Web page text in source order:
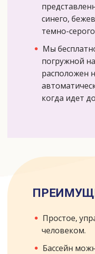
синего,
темно-
Мы
погружной
расположен
когда идет
Простое,
человеком.
Бассейн